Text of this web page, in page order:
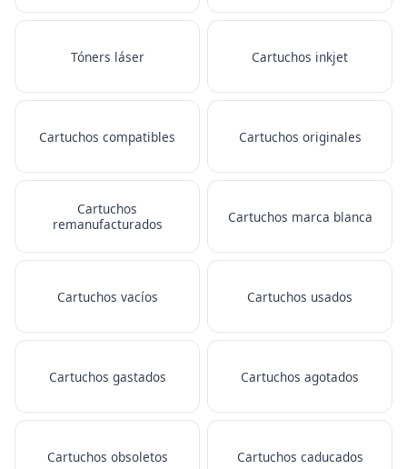
Tóners láser Cartuchos inkjet
Cartuchos compatibles Cartuchos originales
Cartuchos
remanufacturados
Cartuchos marca blanca
Cartuchos vacíos Cartuchos usados
Cartuchos gastados Cartuchos agotados
Cartuchos obsoletos Cartuchos caducados